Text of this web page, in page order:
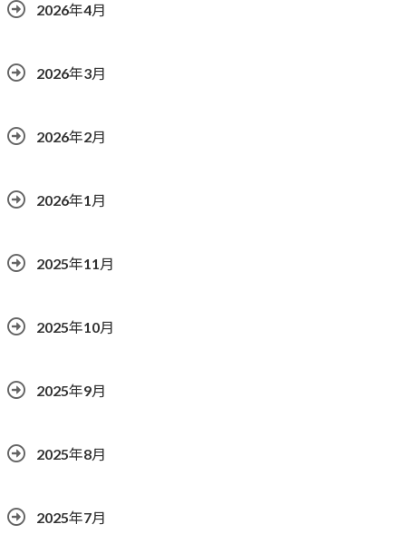
2026年4月
2026年3月
2026年2月
2026年1月
2025年11月
2025年10月
2025年9月
2025年8月
2025年7月